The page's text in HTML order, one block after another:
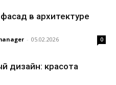
в архитектуре
- 05.02.2026 0
дизайн: красота